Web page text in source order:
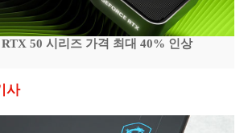
50 시리즈 가격 최대 40% 인상
사